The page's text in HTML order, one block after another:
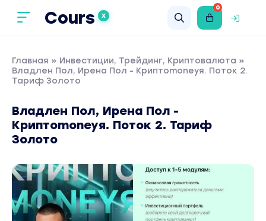
Cours X
0
Главная » Инвестиции, Трейдинг, Криптовалюта »
Владлен Пол, Ирена Пол - Криптоmoneyя. Поток 2.
Тариф Золото
Владлен Пол, Ирена Пол -
Криптоmoneyя. Поток 2. Тариф
Золото